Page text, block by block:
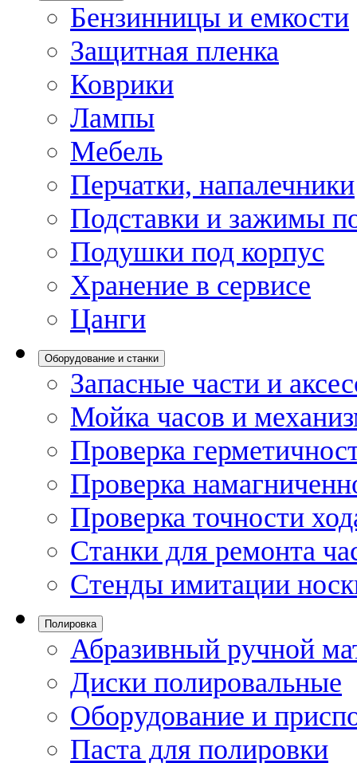
Бензинницы и емкости
Защитная пленка
Коврики
Лампы
Мебель
Перчатки, напалечники
Подставки и зажимы
Подушки под корпус
Хранение в сервисе
Цанги
Оборудование и станки
Запасные части и
Мойка часов и
Проверка
Проверка
Проверка точности
Станки для ремонта
Стенды имитации
Полировка
Абразивный ручной
Диски полировальные
Оборудование и
Паста для полировки